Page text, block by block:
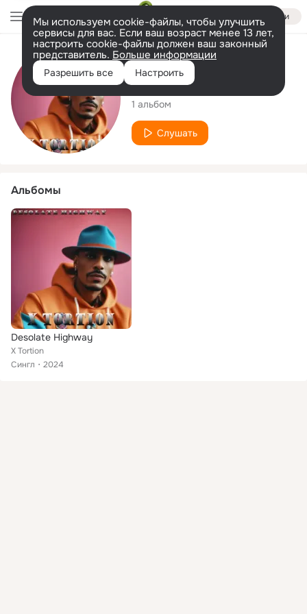
Войти
Мы используем cookie-файлы, чтобы улучшить
сервисы для вас. Если ваш возраст менее 13 лет,
настроить cookie-файлы должен ваш законный
представитель. Больше информации
Разрешить все Настроить
Исполнитель
X Tortion
1 альбом
Слушать
Альбомы
Desolate Highway
X Tortion
Сингл
2024